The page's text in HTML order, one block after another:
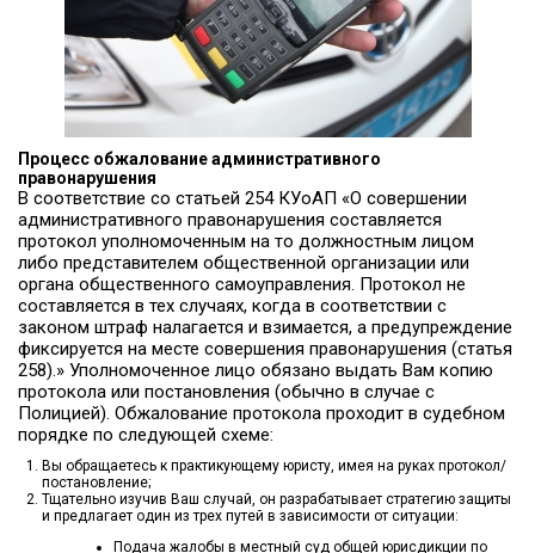
Процесс обжалование административного
правонарушения
В соответствие со статьей 254 КУоАП «О совершении
административного правонарушения составляется
протокол уполномоченным на то должностным лицом
либо представителем общественной организации или
органа общественного самоуправления. Протокол не
составляется в тех случаях, когда в соответствии с
законом штраф налагается и взимается, а предупреждение
фиксируется на месте совершения правонарушения (статья
258).» Уполномоченное лицо обязано выдать Вам копию
протокола или постановления (обычно в случае с
Полицией). Обжалование протокола проходит в судебном
порядке по следующей схеме:
Вы обращаетесь к практикующему юристу, имея на руках протокол/
постановление;
Тщательно изучив Ваш случай, он разрабатывает стратегию защиты
и предлагает один из трех путей в зависимости от ситуации:
Подача жалобы в местный суд общей юрисдикции по